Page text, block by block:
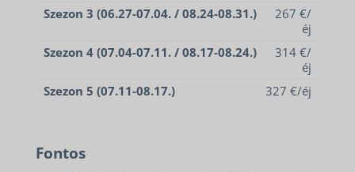
KERÉKPÁR ÉS E-BIKE
Szezon 3 (06.27-07.04. / 08.24-08.31.)
267 €/
éj
Szezon 4 (07.04-07.11. / 08.17-08.24.)
314 €/
éj
Szezon 5 (07.11-08.17.)
327 €/éj
Fontos